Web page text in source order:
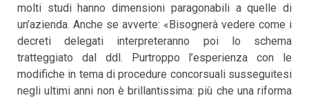
molti studi hanno dimensioni paragonabili a quelle di
un’azienda. Anche se avverte: «Bisognerà vedere come i
decreti delegati interpreteranno poi lo schema
tratteggiato dal ddl. Purtroppo l’esperienza con le
modifiche in tema di procedure concorsuali susseguitesi
negli ultimi anni non è brillantissima: più che una riforma